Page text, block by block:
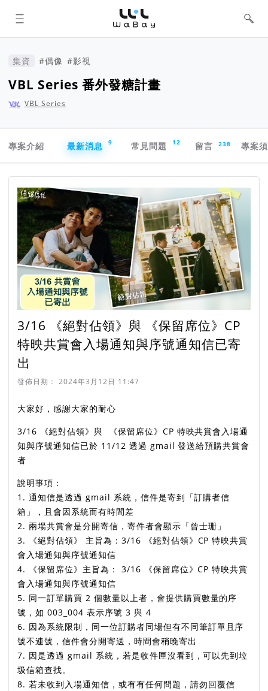
WaBay 挖貝 | 台灣最值得信賴的群眾
集資 / 群眾募資平台
集資 #偶像 #影視
VBL Series 番外發糖計畫
VBL Series
專案介紹
最新消息 9 常見問題 12 留言 238 專案
3/16 《絕對佔領》與 《保留席位》CP
特映共賞會入場通知與序號通知信已寄
出
發佈日期： 2024年3月12日 11:47
大家好，感謝大家的耐心
3/16 《絕對佔領》與 《保留席位》CP 特映共賞會入場通
知與序號通知信已於 11/12 透過 gmail 發送給預購共賞會
者
說明事項：
1. 通知信是透過 gmail 系統，信件是寄到「訂購者信
箱」，且會因系統而有時間差
2. 兩場共賞會是分開寄信，寄件者會顯示「曾士珊」
3. 《絕對佔領》 主旨為：3/16 《絕對佔領》CP 特映共賞
會入場通知與序號通知信
4. 《保留席位》主旨為： 3/16 《保留席位》CP 特映共賞
會入場通知與序號通知信
5. 同一訂單購買 2 個數量以上者，會提供購買數量的序
號，如 003_004 表示序號 3 與 4
6. 因為系統限制，同一位訂購者同場但有不同筆訂單且序
號不連號，信件會分開寄送，時間會稍晚寄出
7. 因是透過 gmail 系統，若是收件匣沒看到，可以先到垃
圾信箱查找。
8. 若未收到入場通知信，或有有任何問題，請勿回覆信